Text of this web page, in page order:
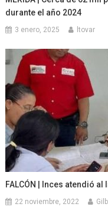
durante el año 2024
3 enero, 2025 ltovar
FALCÓN | Inces atendió
22 noviembre, 2022